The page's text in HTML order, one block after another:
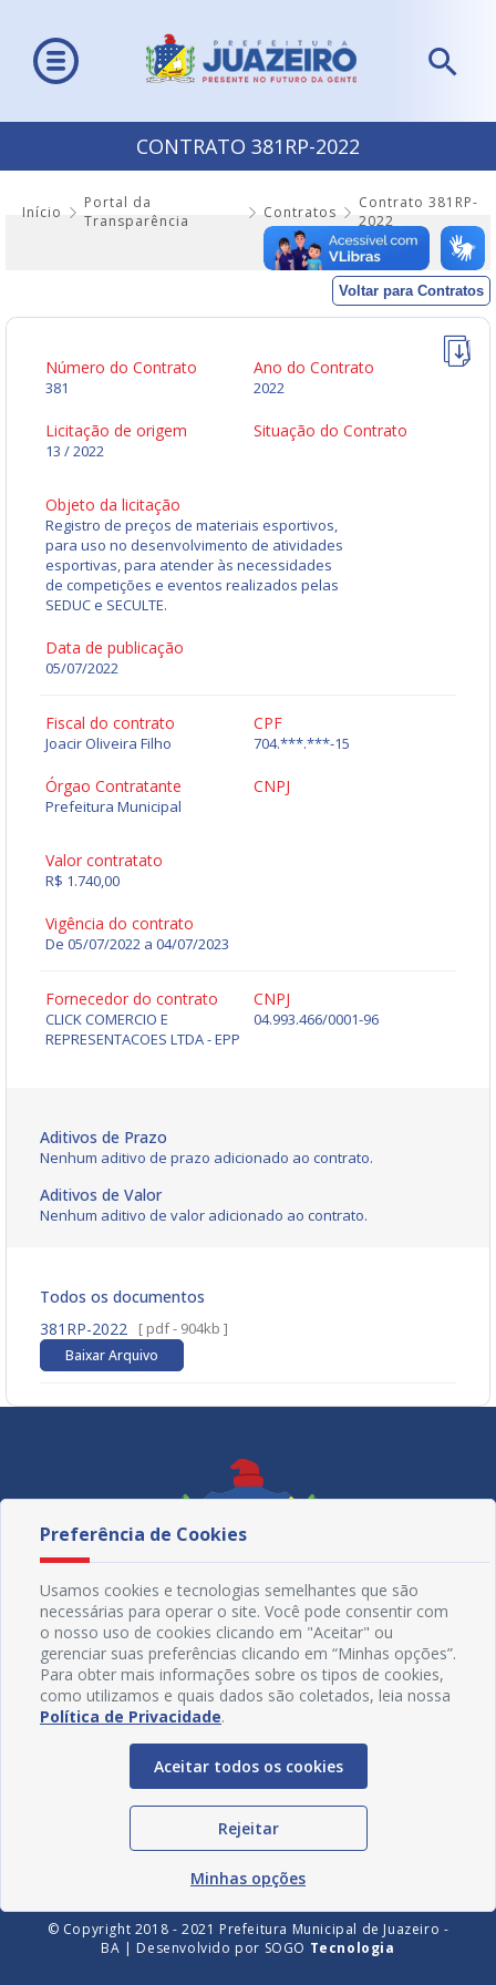
CONTRATO 381RP-2022
Início
Portal da
Transparência
Contratos
Contrato 381RP-
2022
Voltar para Contratos
Número do Contrato
381
Ano do Contrato
2022
Licitação de origem
13 / 2022
Situação do Contrato
Objeto da licitação
Registro de preços de materiais esportivos,
para uso no desenvolvimento de atividades
esportivas, para atender às necessidades
de competições e eventos realizados pelas
SEDUC e SECULTE.
Data de publicação
05/07/2022
Fiscal do contrato
Joacir Oliveira Filho
CPF
704.***.***-15
Órgao Contratante
Prefeitura Municipal
CNPJ
Valor contratato
R$ 1.740,00
Vigência do contrato
De 05/07/2022 a 04/07/2023
Fornecedor do contrato
CLICK COMERCIO E
REPRESENTACOES LTDA - EPP
CNPJ
04.993.466/0001-96
Aditivos de Prazo
Nenhum aditivo de prazo adicionado ao contrato.
Aditivos de Valor
Nenhum aditivo de valor adicionado ao contrato.
Todos os documentos
381RP-2022
[ pdf - 904kb ]
Baixar Arquivo
Redes Sociais
© Copyright 2018 - 2021 Prefeitura Municipal de Juazeiro -
BA | Desenvolvido por SOGO Tecnologia
Preferência de Cookies
Usamos cookies e tecnologias semelhantes que são
necessárias para operar o site. Você pode consentir com
o nosso uso de cookies clicando em "Aceitar" ou
gerenciar suas preferências clicando em “Minhas opções”.
Para obter mais informações sobre os tipos de cookies,
como utilizamos e quais dados são coletados, leia nossa
Política de Privacidade.
Aceitar todos os cookies
Rejeitar
Minhas opções